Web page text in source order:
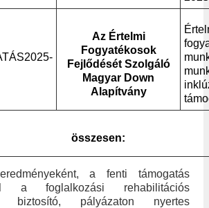
Az Értelmi
Fogyatékosok
Fejlődését Szolgáló
Magyar Down
Alapítvány
összesen:
a fenti támogatás
a foglalkozási rehabilitációs
biztosító, pályázaton nyertes